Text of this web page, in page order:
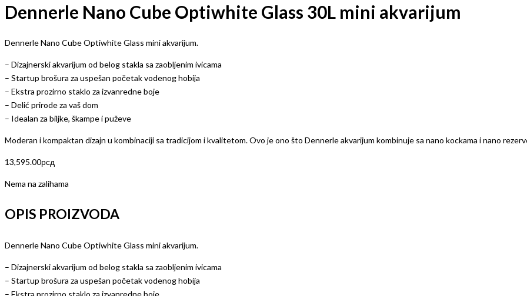
Dennerle Nano Cube Optiwhite Glass 30L mini akvarijum
Dennerle Nano Cube Optiwhite Glass mini akvarijum.
– Dizajnerski akvarijum od belog stakla sa zaobljenim ivicama
– Startup brošura za uspešan početak vodenog hobija
– Ekstra prozirno staklo za izvanredne boje
– Delić prirode za vaš dom
– Idealan za biljke, škampe i puževe
Moderan i kompaktan dizajn u kombinaciji sa tradicijom i kvalitetom. Ovo je ono što Dennerle akvarijum kombinuje sa nano kockama i nano
13,595.00рсд
Nema na zalihama
OPIS PROIZVODA
Dennerle Nano Cube Optiwhite Glass mini akvarijum.
– Dizajnerski akvarijum od belog stakla sa zaobljenim ivicama
– Startup brošura za uspešan početak vodenog hobija
– Ekstra prozirno staklo za izvanredne boje